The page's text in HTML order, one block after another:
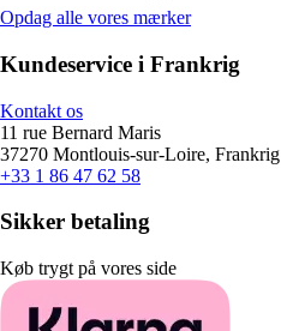
Opdag alle vores mærker
Kundeservice i Frankrig
Kontakt os
11 rue Bernard Maris
37270 Montlouis-sur-Loire, Frankrig
+33 1 86 47 62 58
Sikker betaling
Køb trygt på vores side